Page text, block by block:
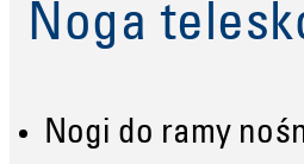
Noga
Nogi do ramy